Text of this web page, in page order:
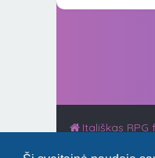
Itališkas RPG